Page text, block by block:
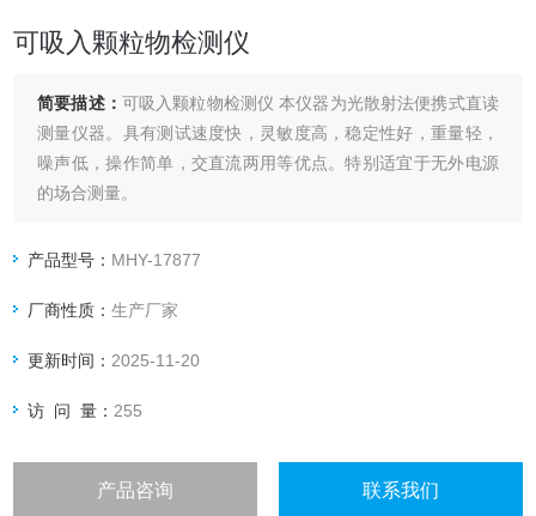
可吸入颗粒物检测仪
简要描述： 可吸入颗粒物检测仪 本仪器为光散射法便携式直读
测量仪器。具有测试速度快，灵敏度高，稳定性好，重量轻，
噪声低，操作简单，交直流两用等优点。特别适宜于无外电源
的场合测量。
产品型号： MHY-17877
厂商性质：生产厂家
更新时间： 2025-11-20
访 问 量： 255
产品咨询 联系我们